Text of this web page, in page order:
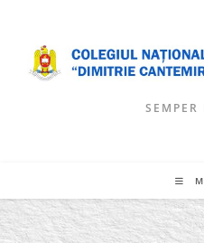
content